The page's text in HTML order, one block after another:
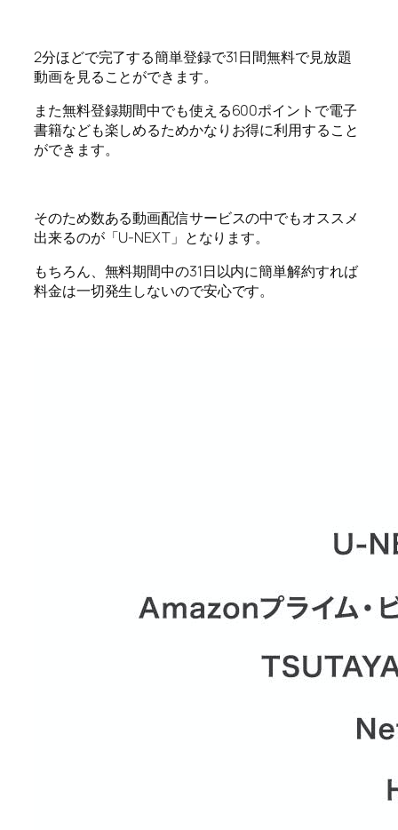
2分ほどで完了する簡単登録で31日間無料で見放題
動画を見ることができます。
また無料登録期間中でも使える600ポイントで電子
書籍なども楽しめるためかなりお得に利用すること
ができます。
そのため数ある動画配信サービスの中でもオススメ
出来るのが「U-NEXT」となります。
もちろん、無料期間中の31日以内に簡単解約すれば
料金は一切発生しないので安心です。